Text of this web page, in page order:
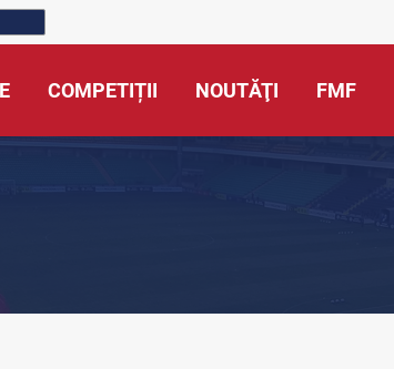
COMPETIȚII NOUTĂŢI FMF